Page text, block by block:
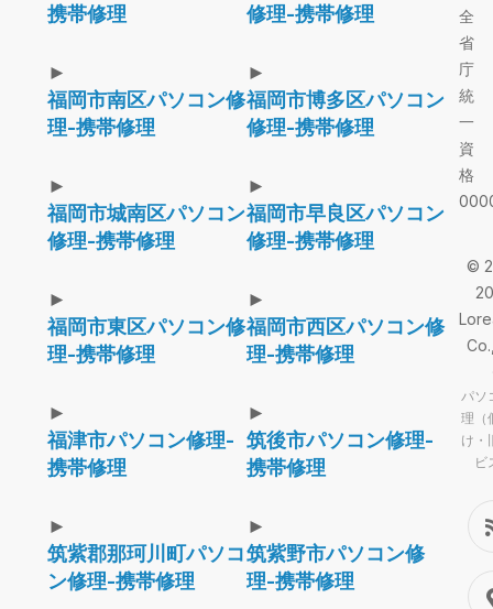
携帯修理
修理-携帯修理
►
福岡市南区パソコン修
理-携帯修理
►
福岡市博多区パソコン
修理-携帯修理
►
福岡市城南区パソコン
修理-携帯修理
►
福岡市早良区パソコン
修理-携帯修理
►
福岡市東区パソコン修
理-携帯修理
►
福岡市西区パソコン修
理-携帯修理
►
福津市パソコン修理-
携帯修理
►
筑後市パソコン修理-
携帯修理
►
筑紫郡那珂川町パソコ
ン修理-携帯修理
►
筑紫野市パソコン修
理-携帯修理
全
省
庁
統
一
資
格
©
パソ
理（
け・
ビ